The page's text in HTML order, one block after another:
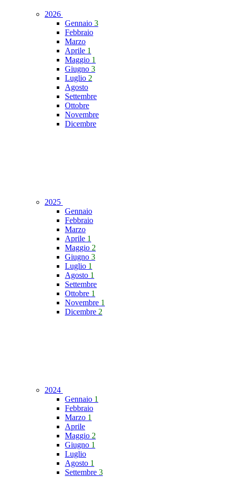
2026
Gennaio 3
Febbraio
Marzo
Aprile 1
Maggio 1
Giugno 3
Luglio 2
Agosto
Settembre
Ottobre
Novembre
Dicembre
2025
Gennaio
Febbraio
Marzo
Aprile 1
Maggio 2
Giugno 3
Luglio 1
Agosto 1
Settembre
Ottobre 1
Novembre 1
Dicembre 2
2024
Gennaio 1
Febbraio
Marzo 1
Aprile
Maggio 2
Giugno 1
Luglio
Agosto 1
Settembre 3